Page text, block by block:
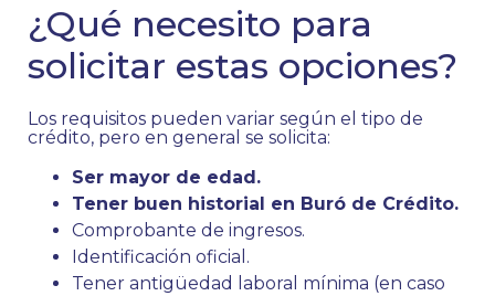
¿Qué necesito para
solicitar estas opciones?
Los requisitos pueden variar según el tipo de
crédito, pero en general se solicita:
Ser mayor de edad.
Tener buen historial en Buró de Crédito.
Comprobante de ingresos.
Identificación oficial.
Tener antigüedad laboral mínima (en caso